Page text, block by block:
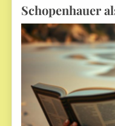
Schopenhauer